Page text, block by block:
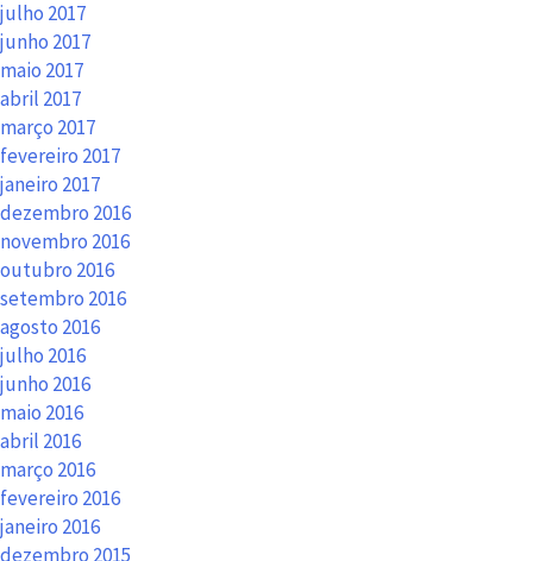
julho 2017
junho 2017
maio 2017
abril 2017
março 2017
fevereiro 2017
janeiro 2017
dezembro 2016
novembro 2016
outubro 2016
setembro 2016
agosto 2016
julho 2016
junho 2016
maio 2016
abril 2016
março 2016
fevereiro 2016
janeiro 2016
dezembro 2015